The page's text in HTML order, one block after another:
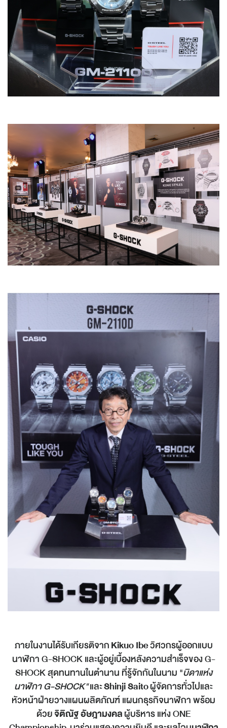
ภายในงานได้รับเกียรติจากKikuo Ibeวิศวกรผู้ออกแบบ
นาฬิกา G-SHOCK และผู้อยู่เบื้องหลังความสำเร็จของ G-
SHOCK สุดทนทานในตำนาน ที่รู้จักกันในนาม "บิดาแห่ง
นาฬิกา G-SHOCK"และShinji Saitoผู้จัดการทั่วไปและ
หัวหน้าฝ่ายวางแผนผลิตภัณฑ์ แผนกธุรกิจนาฬิกา พร้อม
ด้วยจิติณัฐ อัษฎามงคลผู้บริหาร แห่ง ONE